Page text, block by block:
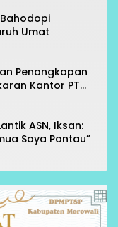
Bahodopi
Umat
Penangkapan
Kantor PT
ASN, Iksan:
Saya Pantau”